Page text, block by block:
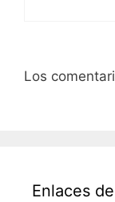
Los
Enlaces